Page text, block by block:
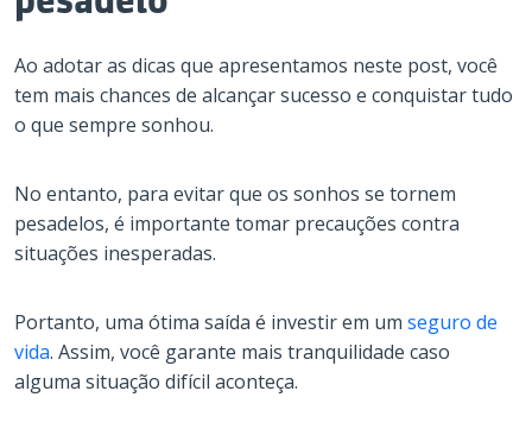
Ao adotar as dicas que apresentamos neste post, você
tem mais chances de alcançar sucesso e conquistar tudo
o que sempre sonhou.
No entanto, para evitar que os sonhos se tornem
pesadelos, é importante tomar precauções contra
situações inesperadas.
Portanto, uma ótima saída é investir em um seguro de
vida. Assim, você garante mais tranquilidade caso
alguma situação difícil aconteça.